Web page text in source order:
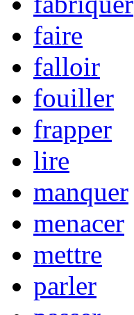
faire
falloir
fouiller
frapper
lire
manquer
menacer
mettre
parler